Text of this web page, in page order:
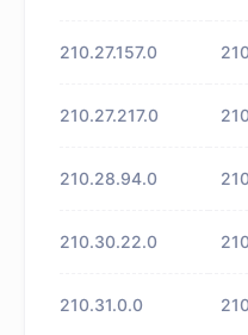
210.27.157.0
210.27.217.0
210.28.94.0
210.30.22.0
210.31.0.0